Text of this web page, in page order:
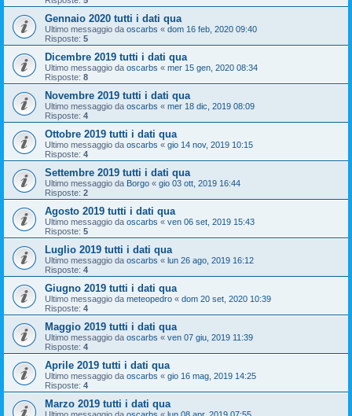
Gennaio 2020 tutti i dati qua
Ultimo messaggio da oscarbs « dom 16 feb, 2020 09:40
Risposte: 5
Dicembre 2019 tutti i dati qua
Ultimo messaggio da oscarbs « mer 15 gen, 2020 08:34
Risposte: 8
Novembre 2019 tutti i dati qua
Ultimo messaggio da oscarbs « mer 18 dic, 2019 08:09
Risposte: 4
Ottobre 2019 tutti i dati qua
Ultimo messaggio da oscarbs « gio 14 nov, 2019 10:15
Risposte: 4
Settembre 2019 tutti i dati qua
Ultimo messaggio da Borgo « gio 03 ott, 2019 16:44
Risposte: 2
Agosto 2019 tutti i dati qua
Ultimo messaggio da oscarbs « ven 06 set, 2019 15:43
Risposte: 5
Luglio 2019 tutti i dati qua
Ultimo messaggio da oscarbs « lun 26 ago, 2019 16:12
Risposte: 4
Giugno 2019 tutti i dati qua
Ultimo messaggio da meteopedro « dom 20 set, 2020 10:39
Risposte: 4
Maggio 2019 tutti i dati qua
Ultimo messaggio da oscarbs « ven 07 giu, 2019 11:39
Risposte: 4
Aprile 2019 tutti i dati qua
Ultimo messaggio da oscarbs « gio 16 mag, 2019 14:25
Risposte: 4
Marzo 2019 tutti i dati qua
Ultimo messaggio da oscarbs « lun 08 apr, 2019 07:55